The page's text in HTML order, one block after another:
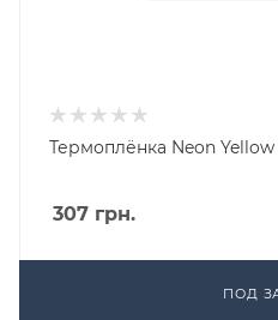
Термоплёнка Neon
307 грн.
ПОД